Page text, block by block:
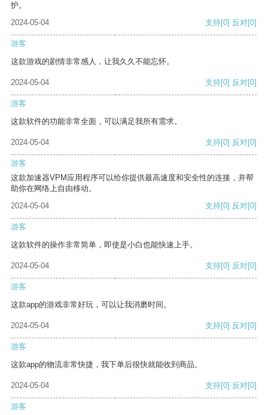
护。
2024-05-04
支持[0] 反对[0]
游客
这款游戏的剧情非常感人，让我久久不能忘怀。
2024-05-04 支持[0] 反对[0]
游客
这款软件的功能非常全面，可以满足我所有需求。
2024-05-04 支持[0] 反对[0]
游客
这款加速器VPM应用程序可以给你提供最高速度和安全性的连接，并帮
助你在网络上自由移动。
2024-05-04
支持[0] 反对[0]
游客
这款软件的操作非常简单，即使是小白也能快速上手。
2024-05-04 支持[0] 反对[0]
游客
这款app的游戏非常好玩，可以让我消磨时间。
2024-05-04 支持[0] 反对[0]
游客
这款app的物流非常快捷，我下单后很快就能收到商品。
2024-05-04 支持[0] 反对[0]
游客